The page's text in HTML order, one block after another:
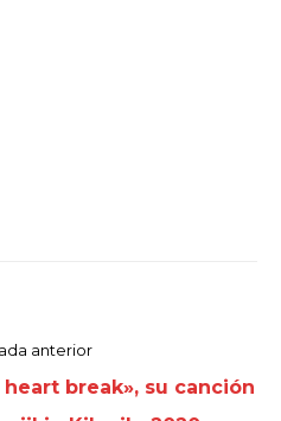
anterior
break», su canción